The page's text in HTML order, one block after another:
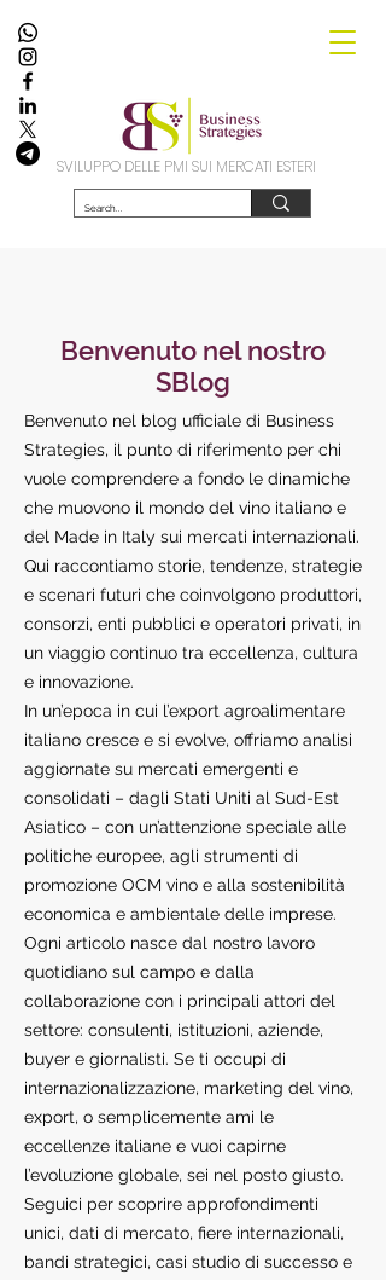
SVILUPPO DELLE PMI SUI MERCATI ESTERI
Benvenuto nel nostro
SBlog
Benvenuto nel blog ufficiale di Business
Strategies, il punto di riferimento per chi
vuole comprendere a fondo le dinamiche
che muovono il mondo del vino italiano e
del Made in Italy sui mercati internazionali.
Qui raccontiamo storie, tendenze, strategie
e scenari futuri che coinvolgono produttori,
consorzi, enti pubblici e operatori privati, in
un viaggio continuo tra eccellenza, cultura
e innovazione.
In un’epoca in cui l’export agroalimentare
italiano cresce e si evolve, offriamo analisi
aggiornate su mercati emergenti e
consolidati – dagli Stati Uniti al Sud-Est
Asiatico – con un’attenzione speciale alle
politiche europee, agli strumenti di
promozione OCM vino e alla sostenibilità
economica e ambientale delle imprese.
Ogni articolo nasce dal nostro lavoro
quotidiano sul campo e dalla
collaborazione con i principali attori del
settore: consulenti, istituzioni, aziende,
buyer e giornalisti. Se ti occupi di
internazionalizzazione, marketing del vino,
export, o semplicemente ami le
eccellenze italiane e vuoi capirne
l’evoluzione globale, sei nel posto giusto.
Seguici per scoprire approfondimenti
unici, dati di mercato, fiere internazionali,
bandi strategici, casi studio di successo e